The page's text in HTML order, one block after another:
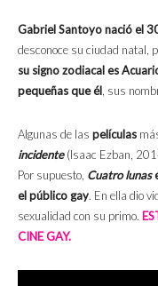
Gabriel Santoyo nació el
desconoce su ciudad natal,
su signo zodiacal es
pequeñas que él , sus
Algunas de las películas
incidente(Isaac Ezban,
Por supuesto, Cuatro lunas
el público gay. En ella dio
sexualidad con su primo.
CINE GAY.